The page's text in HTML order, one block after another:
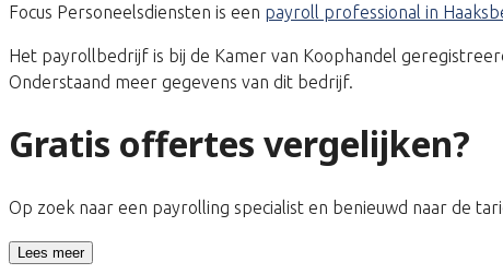
Focus Personeelsdiensten is een payroll professional in
Het payrollbedrijf is bij de Kamer van Koophandel
Onderstaand meer gegevens van dit bedrijf.
Gratis offertes vergelijken?
Op zoek naar een payrolling specialist en benieuwd naar de
Lees meer